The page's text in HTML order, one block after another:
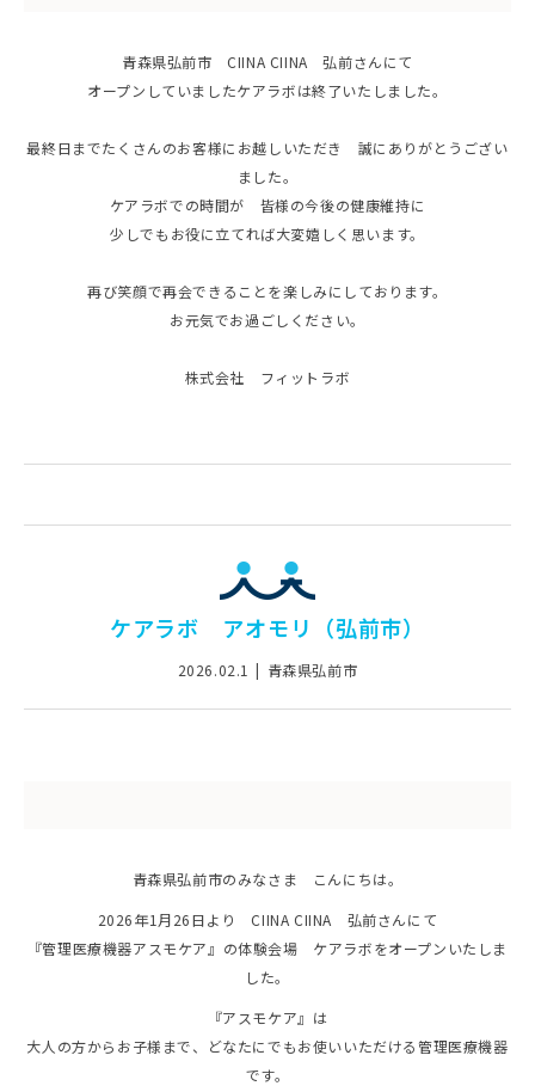
青森県弘前市 CIINA CIINA 弘前さんにて
オープンしていましたケアラボは終了いたしました。
最終日までたくさんのお客様にお越しいただき 誠にありがとうござい
ました。
ケアラボでの時間が 皆様の今後の健康維持に
少しでもお役に立てれば大変嬉しく思います。
再び笑顔で再会できることを楽しみにしております。
お元気でお過ごしください。
株式会社 フィットラボ
ケアラボ アオモリ（弘前市）
2026.02.1 青森県弘前市
青森県弘前市のみなさま こんにちは。
2026年1月26日より CIINA CIINA 弘前さんにて
『管理医療機器アスモケア』の体験会場 ケアラボをオープンいたしま
した。
『アスモケア』は
大人の方からお子様まで、どなたにでもお使いいただける管理医療機器
です。